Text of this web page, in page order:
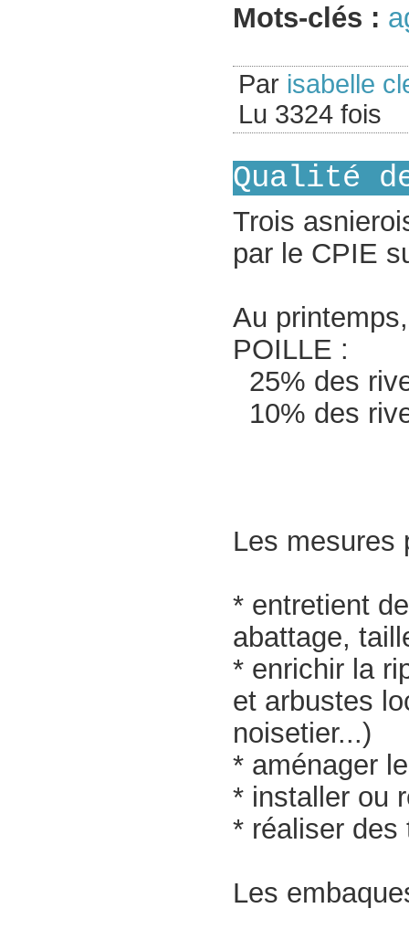
Mots-clés :
Par isabelle
Lu 3324 fois
Qualité
Trois
par le CPIE
Au
POILLE :
25% des
10% des
Les mesures
* entretient
abattage,
* enrichir la
et arbustes
noisetier...)
* aménager
* installer ou
* réaliser des
Les